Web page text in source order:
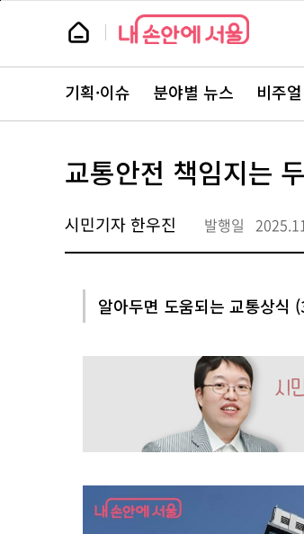
본
뉴
스
뉴
스
주
서
바
로
기획·이슈 분야별 뉴스 비주
교통안전 책임지는
시민기자 한우진 발행일
알아두면 도움되는 교통상식
페